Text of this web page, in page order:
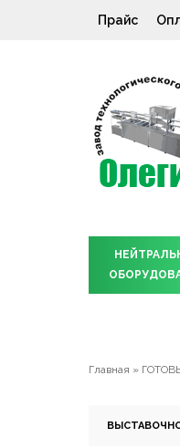
Прайс
Главная »